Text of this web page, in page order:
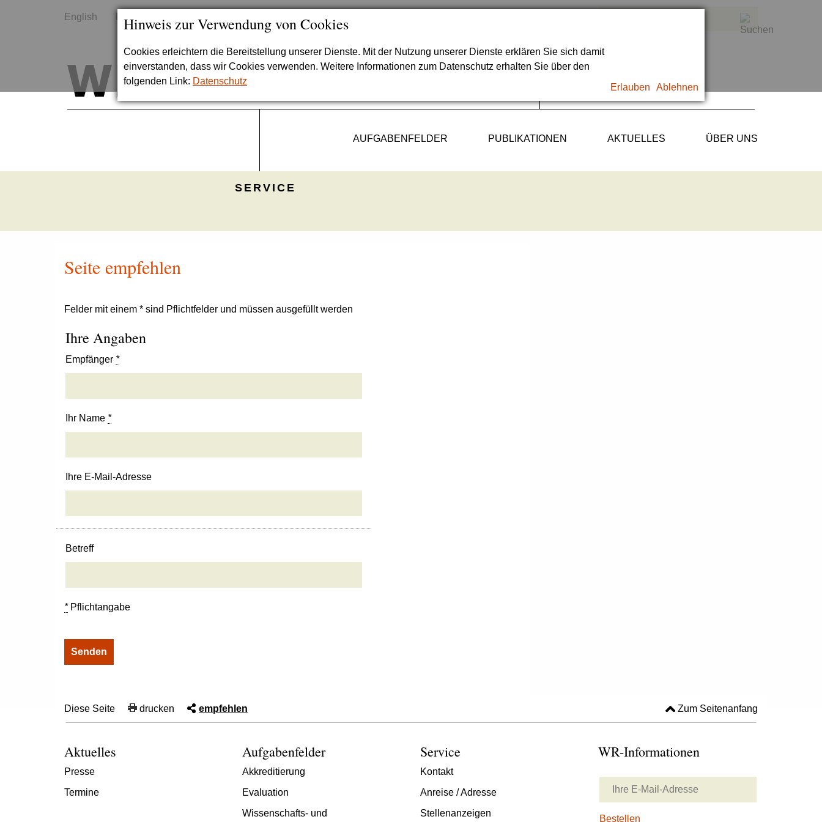
Hinweis zur Verwendung von Cookies
Cookies erleichtern die Bereitstellung unserer Dienste. Mit der Nutzung unserer Dienste erklären Sie sich damit
einverstanden, dass wir Cookies verwenden. Weitere Informationen zum Datenschutz erhalten Sie über den
folgenden Link: Datenschutz
Erlauben Ablehnen
English
AUFGABENFELDER PUBLIKATIONEN AKTUELLES ÜBER UNS
SERVICE
Seite empfehlen
Felder mit einem * sind Pflichtfelder und müssen ausgefüllt werden
Ihre Angaben
Empfänger *
Ihr Name *
Ihre E-Mail-Adresse
Betreff
*Pflichtangabe
Diese Seite drucken empfehlen Zum Seitenanfang
Aktuelles
Presse
Termine
Aufgabenfelder
Akkreditierung
Evaluation
Wissenschafts- und
Service
Kontakt
Anreise / Adresse
Stellenanzeigen
WR-Informationen